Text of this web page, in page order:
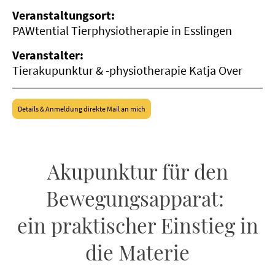
Veranstaltungsort:
PAWtential Tierphysiotherapie in Esslingen
Veranstalter:
Tierakupunktur & -physiotherapie Katja Over
Details & Anmeldung direkte Mail an mich
Akupunktur für den
Bewegungsapparat:
ein praktischer Einstieg in
die Materie